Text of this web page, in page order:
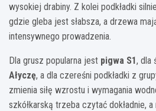
wysokiej drabiny. Z kolei podkładki
gdzie gleba jest słabsza, a drzewa
intensywnego prowadzenia.
Dla grusz popularna jest pigwa S1, dla
Ałyczę, a dla czereśni podkładki z
zmienia siłę wzrostu i wymagania
szkółkarską trzeba czytać dokładnie,